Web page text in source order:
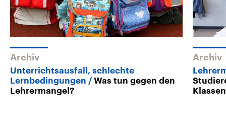
Archiv
Unterrichtsausfall, schlechte
Lernbedingungen
Was tun gegen den
Lehrermangel?
Archiv